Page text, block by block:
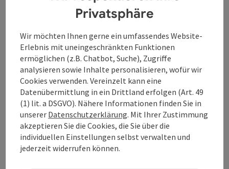
Öffnungszeiten
Anreise/Lage
Barrierefreiheit
Privatsphäre
Wir möchten Ihnen gerne ein umfassendes Website-
Erlebnis mit uneingeschränkten Funktionen
ermöglichen (z.B. Chatbot, Suche), Zugriffe
analysieren sowie Inhalte personalisieren, wofür wir
Cookies verwenden. Vereinzelt kann eine
Datenübermittlung in ein Drittland erfolgen (Art. 49
(1) lit. a DSGVO). Nähere Informationen finden Sie in
unserer Datenschutzerklärung. Mit Ihrer Zustimmung
akzeptieren Sie die Cookies, die Sie über die
individuellen Einstellungen selbst verwalten und
jederzeit widerrufen können.